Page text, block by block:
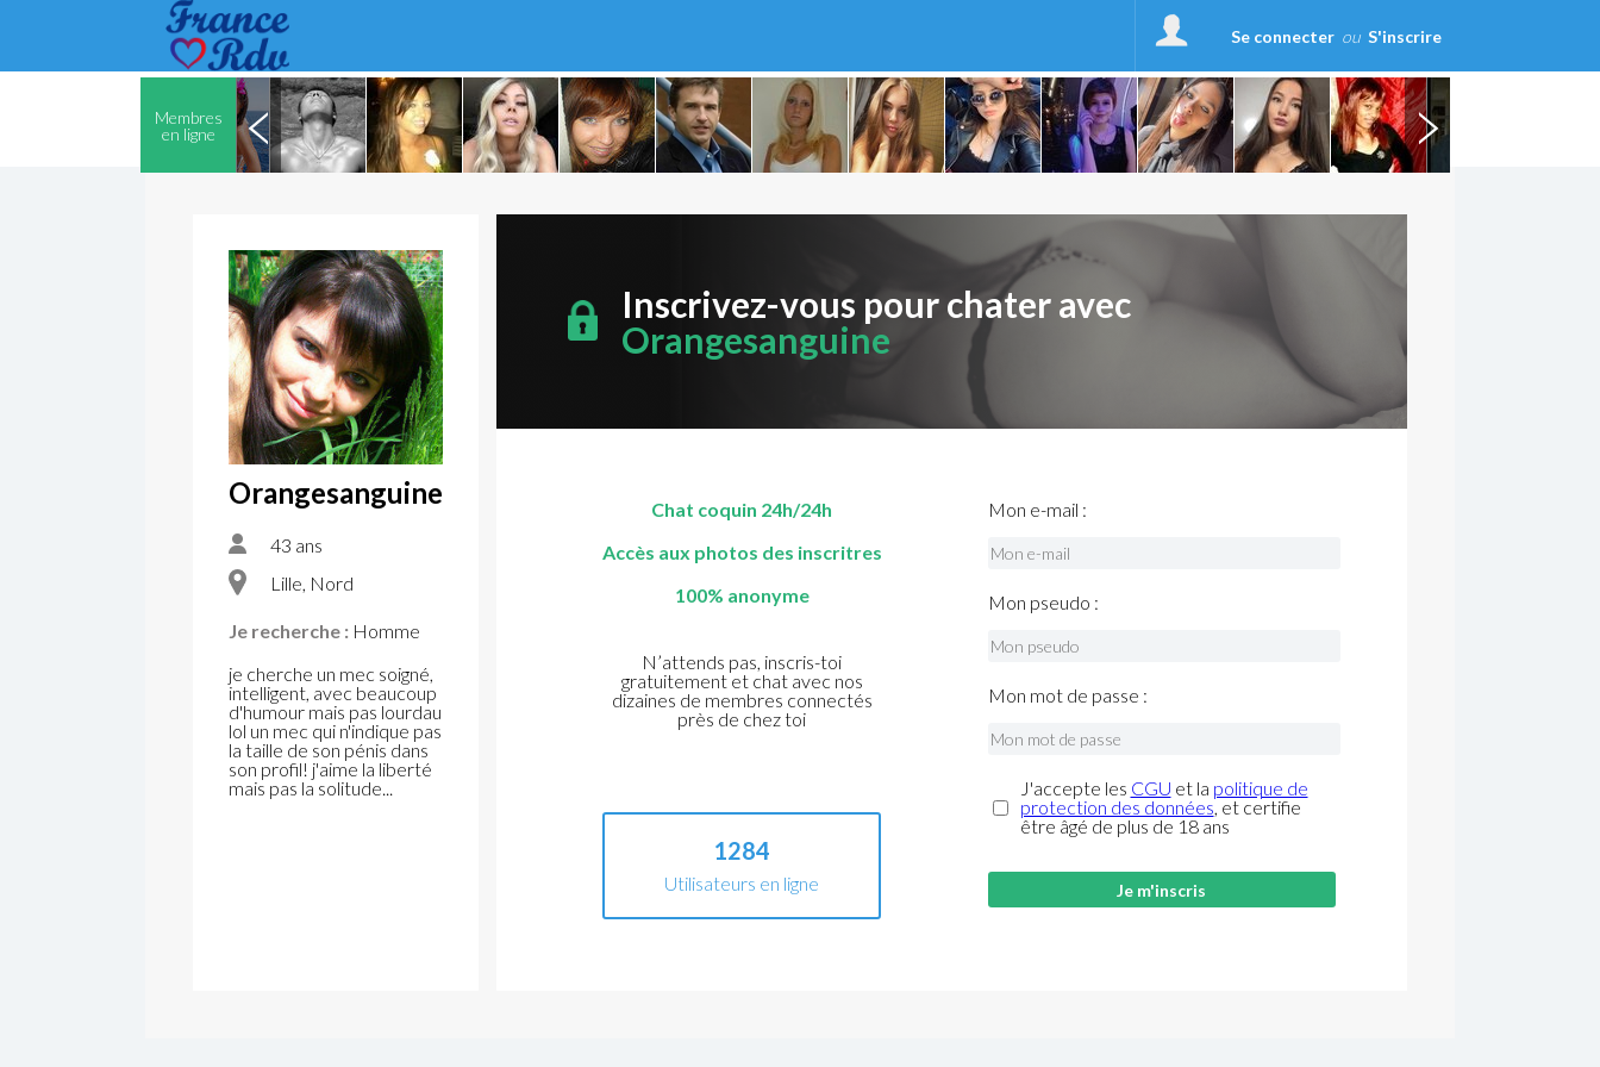
Se connecter ou S'inscrire
Membres
en ligne
Orangesanguine
43 ans
Lille, Nord
Je recherche : Homme
je cherche un mec soigné,
intelligent, avec beaucoup
d'humour mais pas lourdau
lol un mec qui n'indique pas
la taille de son pénis dans
son profil! j'aime la liberté
mais pas la solitude...
Inscrivez-vous pour chater avec
Orangesanguine
Chat coquin 24h/24h
Accès aux photos des inscritres
100% anonyme
N’attends pas, inscris-toi
gratuitement et chat avec nos
dizaines de membres connectés
près de chez toi
1284
Utilisateurs en ligne
Mon e-mail :
Mon pseudo :
Mon mot de passe :
J'accepte les CGU et la politique de
protection des données, et certifie
être âgé de plus de 18 ans